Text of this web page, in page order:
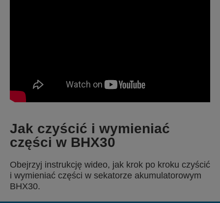
Jak czyścić i wymieniać
części w BHX30
Obejrzyj instrukcję wideo, jak krok po kroku czyścić
i wymieniać części w sekatorze akumulatorowym
BHX30.